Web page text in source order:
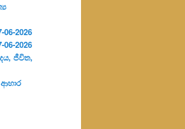
2026
2026
ජීවිත,